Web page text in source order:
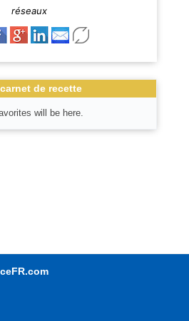
réseaux
de recette
will be here.